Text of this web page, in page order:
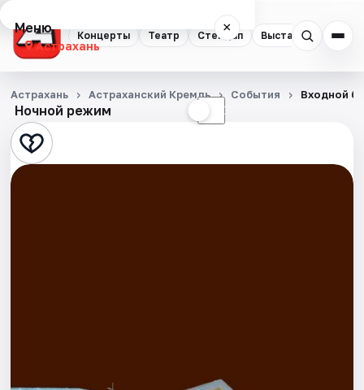
Концерты Театр Стендап Выставки
Меню ×
Астрахань
Концерты
Театр
Стендап
Ночной режим ☾
Астрахань Астраханский Кремль События Входной